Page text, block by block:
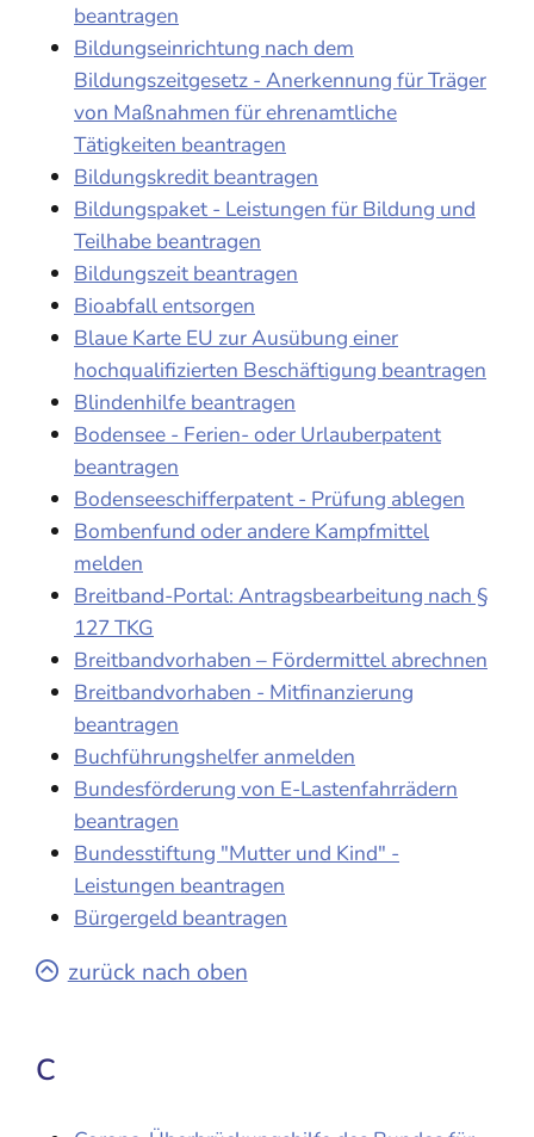
beantragen
Bildungseinrichtung nach dem
Bildungszeitgesetz - Anerkennung für Träger
von Maßnahmen für ehrenamtliche
Tätigkeiten beantragen
Bildungskredit beantragen
Bildungspaket - Leistungen für Bildung und
Teilhabe beantragen
Bildungszeit beantragen
Bioabfall entsorgen
Blaue Karte EU zur Ausübung einer
hochqualifizierten Beschäftigung beantragen
Blindenhilfe beantragen
Bodensee - Ferien- oder Urlauberpatent
beantragen
Bodenseeschifferpatent - Prüfung ablegen
Bombenfund oder andere Kampfmittel
melden
Breitband-Portal: Antragsbearbeitung nach §
127 TKG
Breitbandvorhaben – Fördermittel abrechnen
Breitbandvorhaben - Mitfinanzierung
beantragen
Buchführungshelfer anmelden
Bundesförderung von E-Lastenfahrrädern
beantragen
Bundesstiftung "Mutter und Kind" -
Leistungen beantragen
Bürgergeld beantragen
zurück nach oben
C